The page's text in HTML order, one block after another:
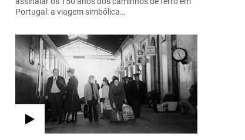
Portugal: a viagem simbólica…